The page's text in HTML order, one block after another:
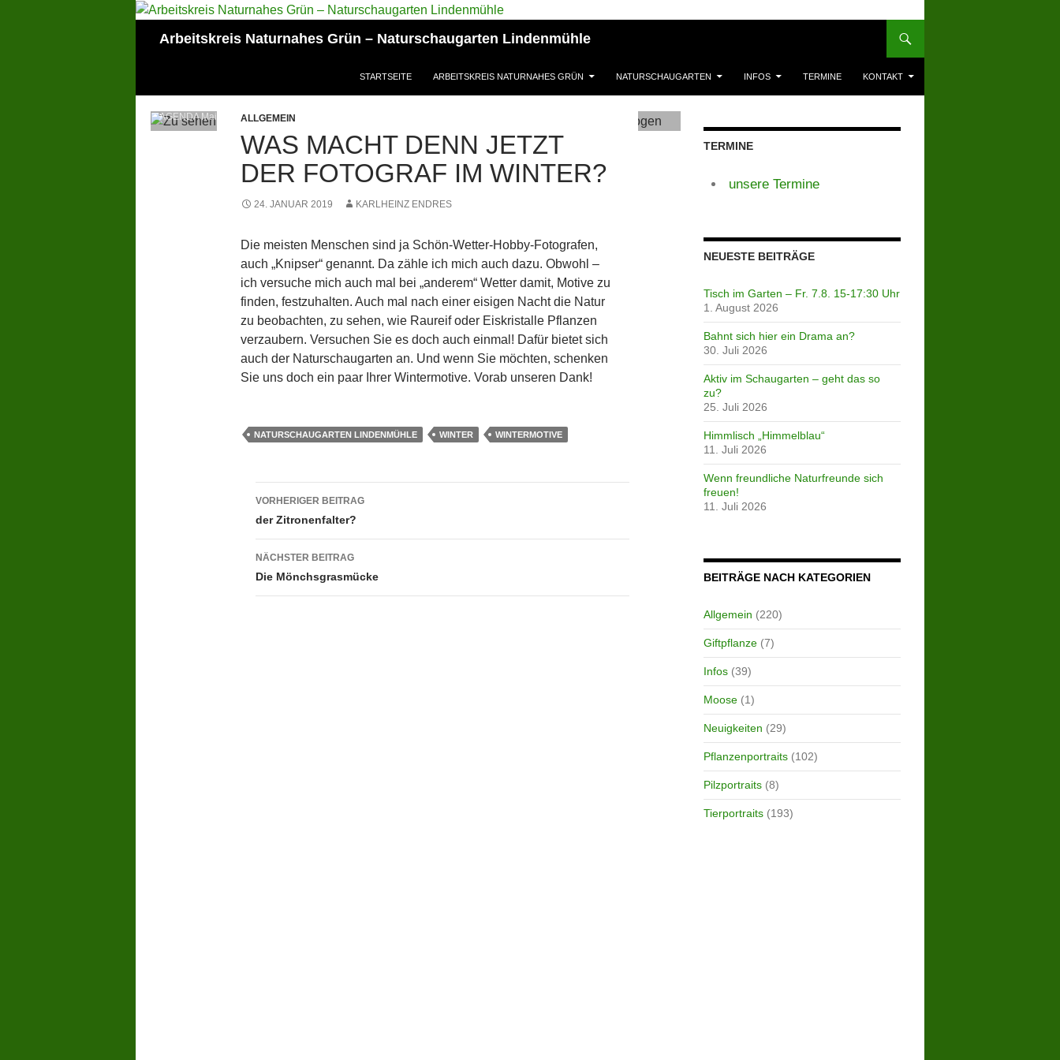
Arbeitskreis Naturnahes Grün – Naturschaugarten Lindenmühle
STARTSEITE ARBEITSKREIS NATURNAHES GRÜN NATURSCHAUGARTEN INFOS TERMINE KONTAKT
ALLGEMEIN
WAS MACHT DENN JETZT
DER FOTOGRAF IM WINTER?
24. JANUAR 2019 KARLHEINZ ENDRES
Die meisten Menschen sind ja Schön-Wetter-Hobby-Fotografen,
auch „Knipser“ genannt. Da zähle ich mich auch dazu. Obwohl –
ich versuche mich auch mal bei „anderem“ Wetter damit, Motive zu
finden, festzuhalten. Auch mal nach einer eisigen Nacht die Natur
zu beobachten, zu sehen, wie Raureif oder Eiskristalle Pflanzen
verzaubern. Versuchen Sie es doch auch einmal! Dafür bietet sich
auch der Naturschaugarten an. Und wenn Sie möchten, schenken
Sie uns doch ein paar Ihrer Wintermotive. Vorab unseren Dank!
NATURSCHAUGARTEN LINDENMÜHLE WINTER WINTERMOTIVE
Beitragsnavigation
VORHERIGER BEITRAG
der Zitronenfalter?
NÄCHSTER BEITRAG
Die Mönchsgrasmücke
TERMINE
unsere Termine
NEUESTE BEITRÄGE
Tisch im Garten – Fr. 7.8. 15-17:30 Uhr
1. August 2026
Bahnt sich hier ein Drama an?
30. Juli 2026
Aktiv im Schaugarten – geht das so
zu?
25. Juli 2026
Himmlisch „Himmelblau“
11. Juli 2026
Wenn freundliche Naturfreunde sich
freuen!
11. Juli 2026
BEITRÄGE NACH KATEGORIEN
Allgemein (220)
Giftpflanze(7)
Infos(39)
Moose(1)
Neuigkeiten (29)
Pflanzenportraits(102)
Pilzportraits(8)
Tierportraits(193)
AGENDA Mainz